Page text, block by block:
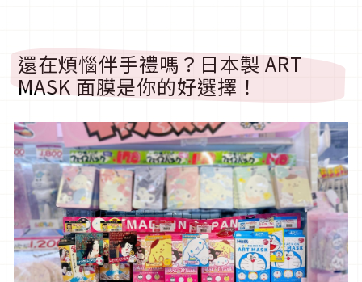
還在煩惱伴手禮嗎？日本製 ART
MASK 面膜是你的好選擇！